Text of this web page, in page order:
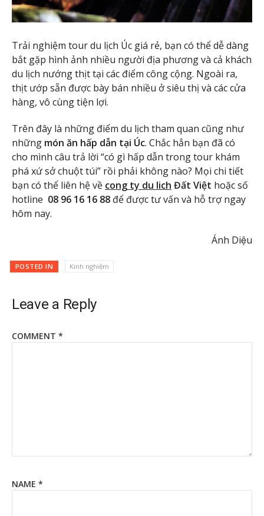
Trải nghiệm tour du lịch Úc giá rẻ, bạn có thể dễ dàng
bắt gặp hình ảnh nhiều người địa phương và cả khách
du lịch nướng thịt tại các điểm công cộng. Ngoài ra,
thịt ướp sẵn được bày bán nhiều ở siêu thị và các cửa
hàng, vô cùng tiện lợi.
Trên đây là những điểm du lịch tham quan cũng như
những món ăn hấp dẫn tại Úc. Chắc hẳn bạn đã có
cho mình câu trả lời “có gì hấp dẫn trong tour khám
phá xứ sở chuột túi” rồi phải không nào? Mọi chi tiết
bạn có thể liên hệ về cong ty du lich Đất Việt hoặc số
hotline 08 96 16 16 88 để được tư vấn và hỗ trợ ngay
hôm nay.
Ánh Diệu
POSTED IN Kinh nghiệm
Leave a Reply
COMMENT *
NAME *